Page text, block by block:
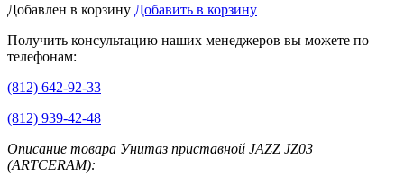
Добавлен в корзину Добавить в корзину
Получить консультацию наших менеджеров вы можете по
телефонам:
(812) 642-92-33
(812) 939-42-48
Описание товара Унитаз приставной JAZZ JZ03
(ARTCERAM):